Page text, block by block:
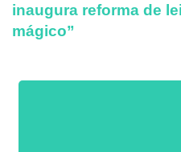
inaugura reforma de
mágico”